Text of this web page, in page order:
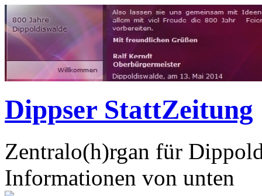
Dippser StattZeitung
Zentralo(h)rgan für
Informationen von unten